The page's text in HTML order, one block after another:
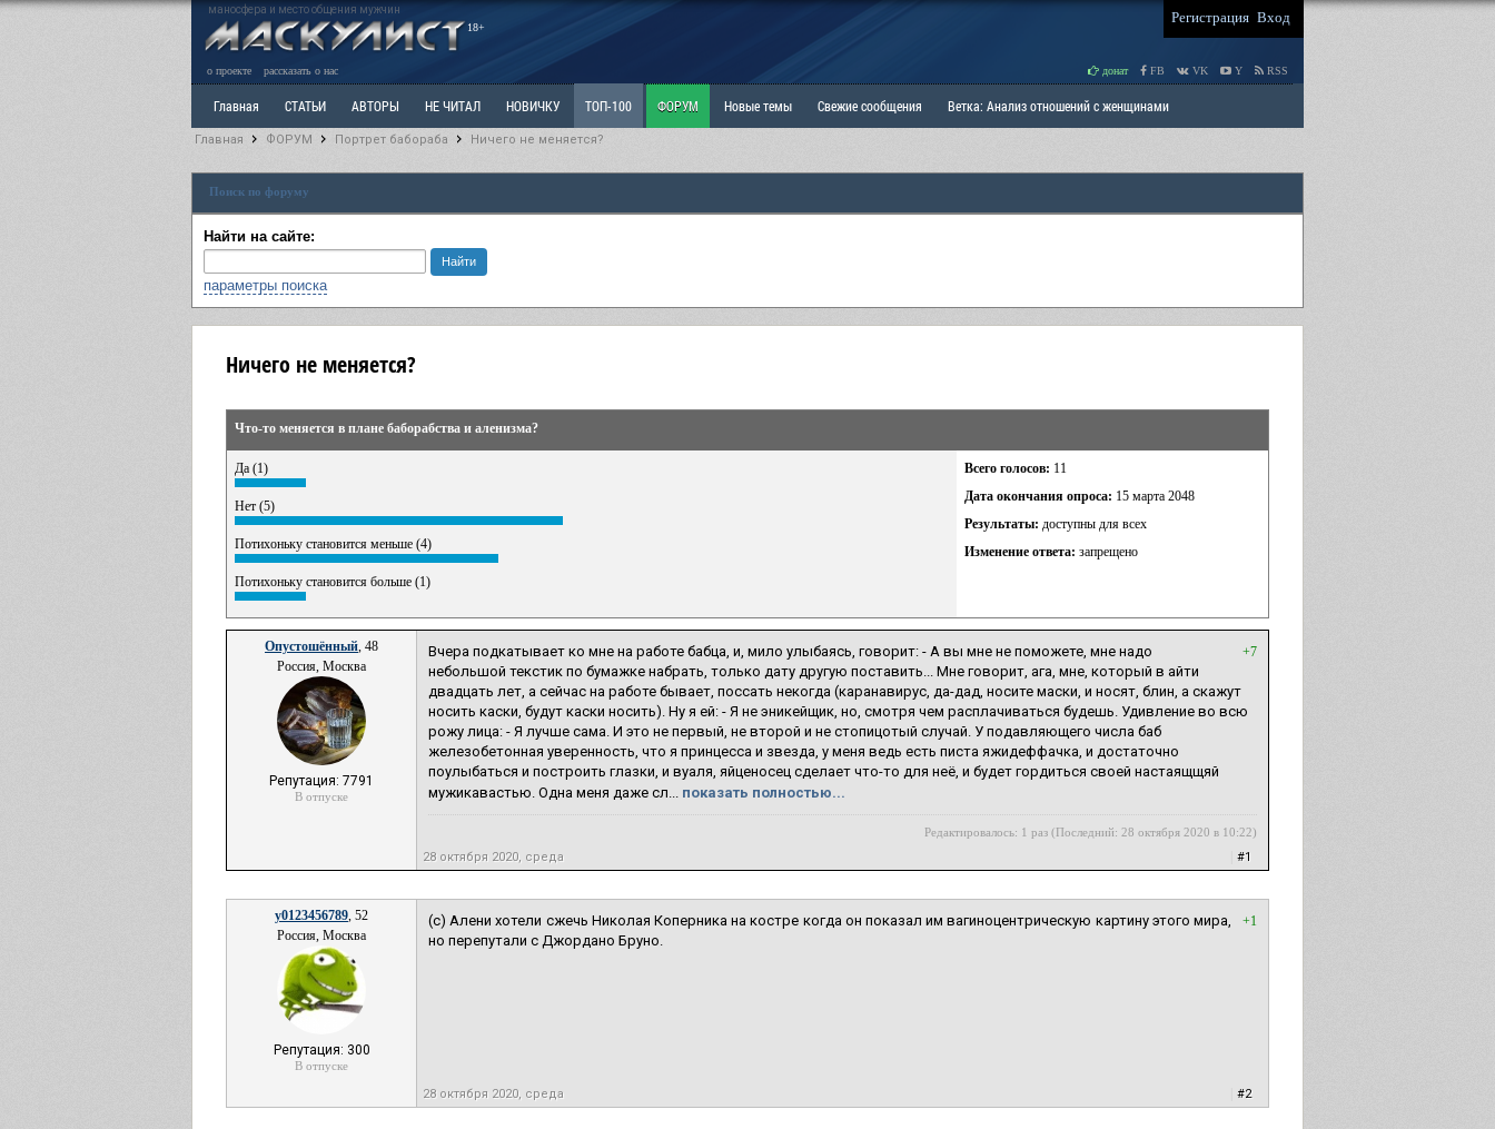
маносфера и место общения мужчин
18+
Регистрация Вход
о проекте рассказать о нас донат FB VK Y RSS
Главная СТАТЬИ АВТОРЫ НЕ ЧИТАЛ НОВИЧКУ ТОП-100 ФОРУМ Новые темы Свежие сообщения Ветка: Анализ отношений с женщинами
Ветка: Расстаюсь или Развожусь. САНЧАС
РАЗДЕЛ: Разное
Главная ФОРУМ Портрет бабораба Ничего не меняется?
Поиск по форуму
Найти на сайте:
параметры поиска
Ничего не меняется?
Что-то меняется в плане баборабства и аленизма?
Да (1)
Нет (5)
Потихоньку становится меньше (4)
Потихоньку становится больше (1)
Всего голосов: 11
Дата окончания опроса: 15 марта 2048
Результаты: доступны для всех
Изменение ответа: запрещено
Опустошённый, 48
Россия, Москва
Репутация: 7791
В отпуске
+7
Вчера подкатывает ко мне на работе бабца, и, мило улыбаясь, говорит: - А вы мне не поможете, мне надо
небольшой текстик по бумажке набрать, только дату другую поставить... Мне говорит, ага, мне, который в айти
двадцать лет, а сейчас на работе бывает, поссать некогда (каранавирус, да-дад, носите маски, и носят, блин, а скажут
носить каски, будут каски носить). Ну я ей: - Я не эникейщик, но, смотря чем расплачиваться будешь. Удивление во всю
рожу лица: - Я лучше сама. И это не первый, не второй и не стопицотый случай. У подавляющего числа баб
железобетонная уверенность, что я принцесса и звезда, у меня ведь есть писта яжидеффачка, и достаточно
поулыбаться и построить глазки, и вуаля, яйценосец сделает что-то для неё, и будет гордиться своей настаящщяй
мужикавастью. Одна меня даже сл... показать полностью...
Редактировалось: 1 раз (Последний: 28 октября 2020 в 10:22)
28 октября 2020, среда #1
y0123456789, 52
Россия, Москва
Репутация: 300
В отпуске
+1
(с) Алени хотели сжечь Николая Коперника на костре когда он показал им вагиноцентрическую картину этого мира,
но перепутали с Джордано Бруно.
28 октября 2020, среда #2